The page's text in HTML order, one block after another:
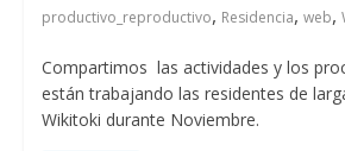
productivo_reproductivo, Residencia, web,
Compartimos las actividades y los
están trabajando las residentes de
Wikitoki durante Noviembre.